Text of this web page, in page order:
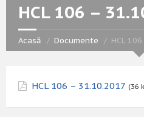
HCL 106 –
Acasă Documente HCL
HCL 106 – 31.10.2017 (36